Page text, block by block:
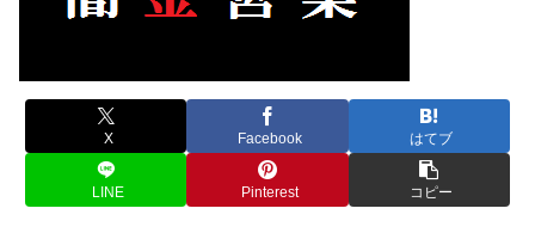
X Facebook はてブ
LINE Pinterest コピー